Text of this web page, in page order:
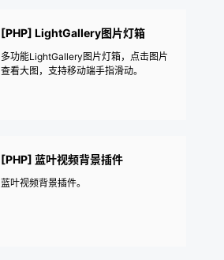
[PHP] LightGallery图片灯箱
多功能LightGallery图片灯箱，点击图片
查看大图，支持移动端手指滑动。
[PHP] 蓝叶视频背景插件
蓝叶视频背景插件。